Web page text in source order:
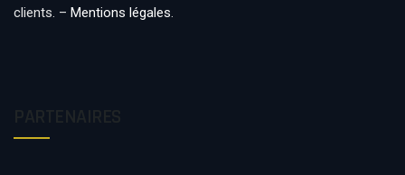
clients. – Mentions légales.